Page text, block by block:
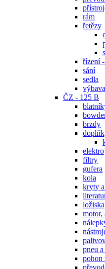
rám
řetězy
řízení
sání
sedla
výbava
ČZ - 125 B
brzdy
elektro
filtry
gufera
kola
kryty
ložiska
motor,
pneu a
pohon